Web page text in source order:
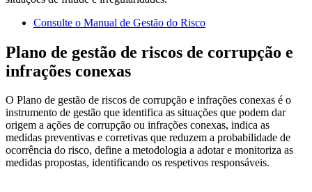
Consulte o Manual de Gestão do Risco
Plano de gestão de riscos de corrupção e
infrações conexas
O Plano de gestão de riscos de corrupção e infrações conexas é o
instrumento de gestão que identifica as situações que podem dar
origem a ações de corrupção ou infrações conexas, indica as
medidas preventivas e corretivas que reduzem a probabilidade de
ocorrência do risco, define a metodologia a adotar e monitoriza as
medidas propostas, identificando os respetivos responsáveis.